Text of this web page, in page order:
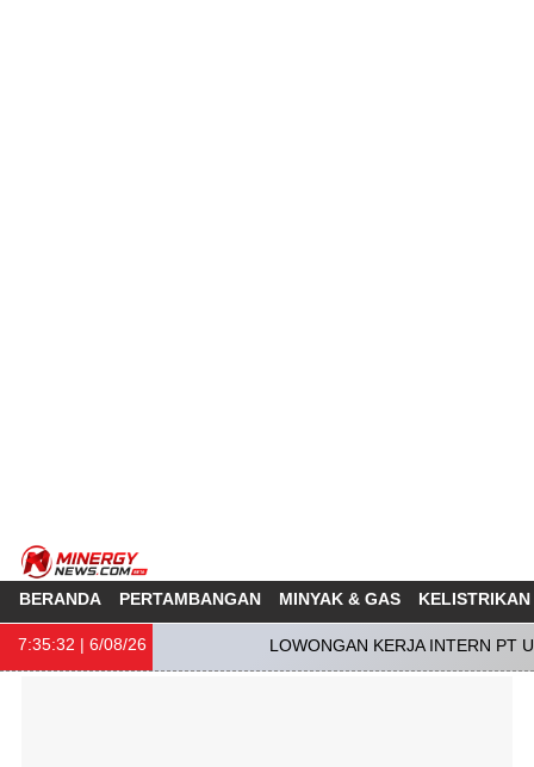
BERANDA PERTAMBANGAN MINYAK & GAS KELISTRIKAN
7:35:32 | 6/08/26 LOWONGAN KERJA INTERN PT